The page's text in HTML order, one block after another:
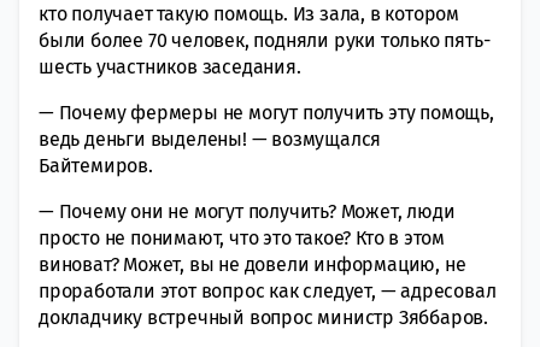
кто получает такую помощь. Из зала, в котором
были более 70 человек, подняли руки только пять-
шесть участников заседания.
— Почему фермеры не могут получить эту помощь,
ведь деньги выделены! — возмущался
Байтемиров.
— Почему они не могут получить? Может, люди
просто не понимают, что это такое? Кто в этом
виноват? Может, вы не довели информацию, не
проработали этот вопрос как следует, — адресовал
докладчику встречный вопрос министр Зяббаров.